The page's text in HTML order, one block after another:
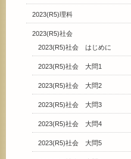
2023(R5)理科
2023(R5)社会
2023(R5)社会 はじめに
2023(R5)社会 大問1
2023(R5)社会 大問2
2023(R5)社会 大問3
2023(R5)社会 大問4
2023(R5)社会 大問5